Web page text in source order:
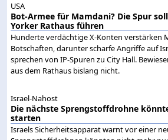
USA
Bot-Armee für Mamdani? Die Spur
Yorker Rathaus führen
Hunderte verdächtige X-Konten verstärken
Botschaften, darunter scharfe Angriffe auf
sprechen von IP-Spuren zu City Hall.
aus dem Rathaus bislang nicht.
Israel-Nahost
Die nächste Sprengstoffdrohne
starten
Israels Sicherheitsapparat warnt vor einer